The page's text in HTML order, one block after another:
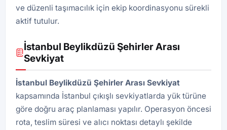
ve düzenli taşımacılık için ekip koordinasyonu sürekli
aktif tutulur.
İstanbul Beylikdüzü Şehirler Arası
Sevkiyat
İstanbul Beylikdüzü Şehirler Arası Sevkiyat
kapsamında İstanbul çıkışlı sevkiyatlarda yük türüne
göre doğru araç planlaması yapılır. Operasyon öncesi
rota, teslim süresi ve alıcı noktası detaylı şekilde